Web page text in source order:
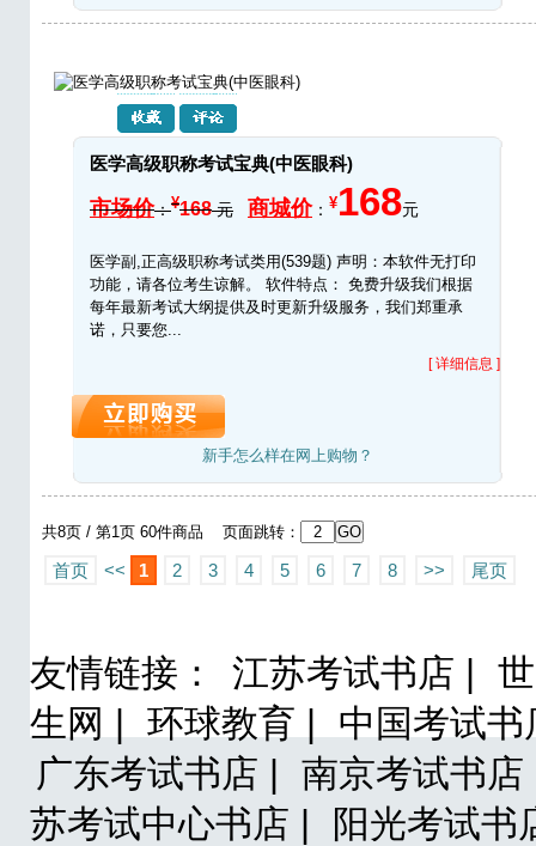
医学高级职称考试宝典(中医眼科)
市场价：¥168元 商城价： ¥168元
医学副,正高级职称考试类用(539题) 声明：本软件无打印
功能，请各位考生谅解。 软件特点： 免费升级我们根据
每年最新考试大纲提供及时更新升级服务，我们郑重承
诺，只要您...
[ 详细信息 ]
新手怎么样在网上购物？
共8页 / 第1页 60件商品 页面跳转：
首页 << 1 2 3 4 5 6 7 8 >> 尾页
友情链接： 江苏考试书店 |
生网 |
环球教育 |
中国考试
广东考试书店 |
南京考试书
苏考试中心书店 |
阳光考试